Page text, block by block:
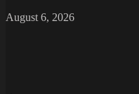
August 6, 2026